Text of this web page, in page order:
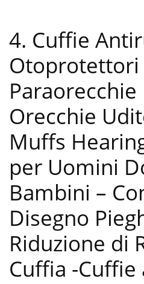
4. Cuffie
Otoprotettori
Orecchie
Muffs
per Uomini
Bambini –
Disegno
Riduzione di
Cuffia -